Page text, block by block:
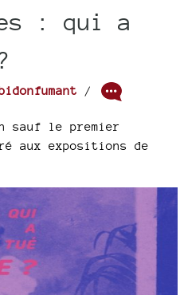
: qui a
/
sauf le premier
aux expositions de